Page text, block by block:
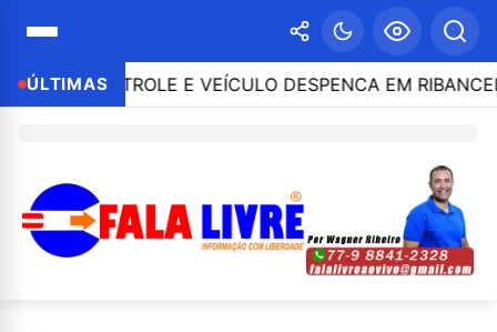
ÚLTIMAS
O CONTROLE E VEÍCULO DESPENCA EM RIBANCEIRA